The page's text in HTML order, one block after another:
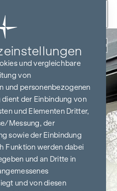
und vergleichbare
von
und personenbezogenen
dient der Einbindung von
und Elementen Dritter,
Messung, der
sowie der Einbindung
Funktion werden dabei
und an Dritte in
und von diesen